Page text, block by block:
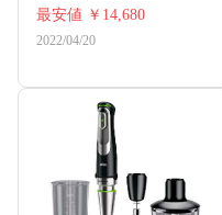
最安値 ￥14,680
2022/04/20